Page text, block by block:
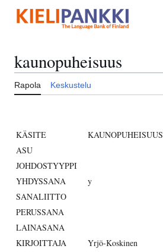
sisältöön
kaunopuheisuus
Rapola Keskustelu
KÄSITE
KAUNOPUHEISUUS
ASU
JOHDOSTYYPPI
YHDYSSANA
y
SANALIITTO
PERUSSANA
LAINASANA
KIRJOITTAJA
Yrjö-Koskinen